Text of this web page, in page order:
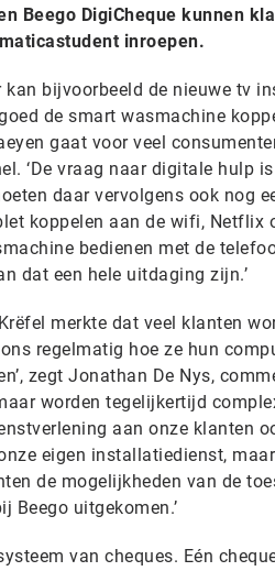
Beego DigiCheque kunnen
inroepen.
kan bijvoorbeeld de nieuwe tv
de smart wasmachine
gaat voor veel
‘De vraag naar digitale hulp
daar vervolgens ook nog
koppelen aan de wifi, Netflix
bedienen met de
dat een hele uitdaging zijn.’
merkte dat veel klanten
regelmatig hoe ze hun
zegt Jonathan De Nys,
worden tegelijkertijd
aan onze klanten
eigen installatiedienst,
de mogelijkheden van de
Beego uitgekomen.’
van cheques. Eén